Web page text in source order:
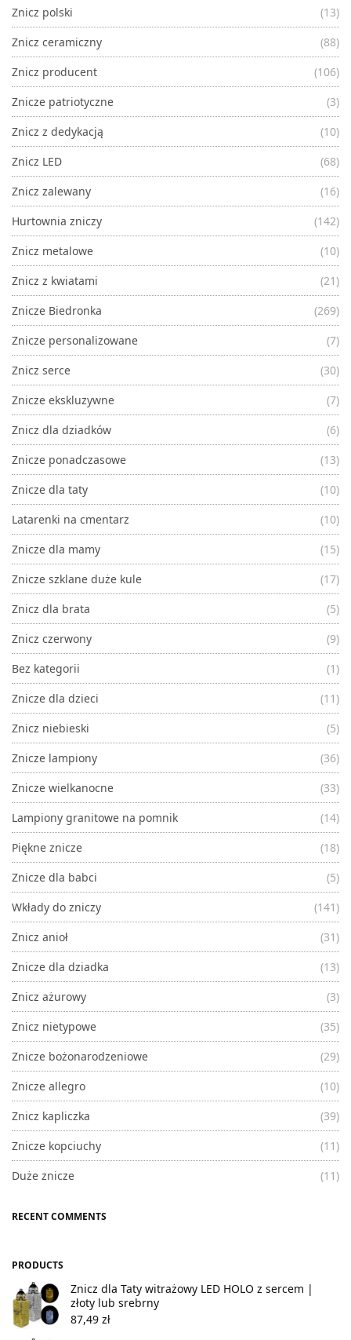
Znicz polski
(13)
Znicz ceramiczny
(88)
Znicz producent
(106)
Znicze patriotyczne
(3)
Znicz z dedykacją
(10)
Znicz LED
(68)
Znicz zalewany
(16)
Hurtownia zniczy
(142)
Znicz metalowe
(10)
Znicz z kwiatami
(21)
Znicze Biedronka
(269)
Znicze personalizowane
(7)
Znicz serce
(30)
Znicze ekskluzywne
(7)
Znicz dla dziadków
(6)
Znicze ponadczasowe
(13)
Znicze dla taty
(10)
Latarenki na cmentarz
(10)
Znicze dla mamy
(15)
Znicze szklane duże kule
(17)
Znicz dla brata
(5)
Znicz czerwony
(9)
Bez kategorii
(1)
Znicze dla dzieci
(11)
Znicz niebieski
(5)
Znicze lampiony
(36)
Znicze wielkanocne
(33)
Lampiony granitowe na pomnik
(14)
Piękne znicze
(18)
Znicze dla babci
(5)
Wkłady do zniczy
(141)
Znicz anioł
(31)
Znicze dla dziadka
(13)
Znicz ażurowy
(3)
Znicz nietypowe
(35)
Znicze bożonarodzeniowe
(29)
Znicze allegro
(10)
Znicz kapliczka
(39)
Znicze kopciuchy
(11)
Duże znicze
(11)
RECENT COMMENTS
PRODUCTS
Znicz dla Taty witrażowy LED HOLO z sercem |
złoty lub srebrny
87,49 zł